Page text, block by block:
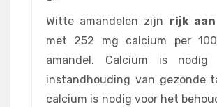
Witte amandelen zijn rijk
met 252 mg calcium per
amandel. Calcium is
instandhouding van gezonde
calcium is nodig voor het